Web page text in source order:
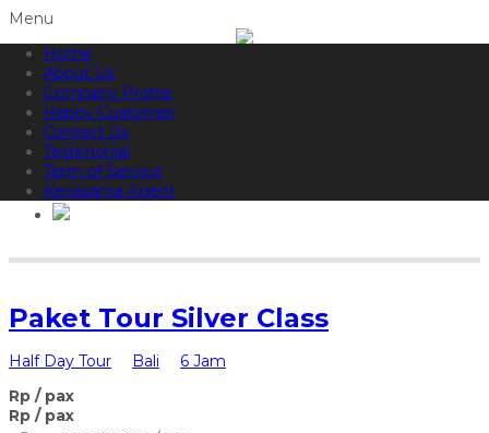
Menu
Home
About Us
Company Profile
Happy Customer
Contact Us
Testimonial
Term of Service
Kerjasama Agent
Informasi lebih lanjut?
Paket Tour Silver Class
Half Day Tour Bali
6 Jam
Rp / pax
Rp / pax